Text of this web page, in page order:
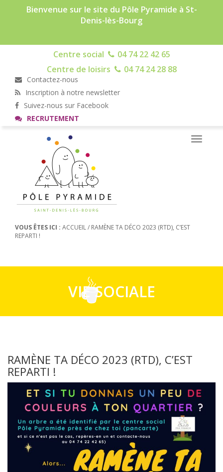
Bienvenue sur le site du Pôle Pyramide à St-
Denis-lès-Bourg
Centre social
04 74 22 42 65
Centre de loisirs
04 74 24 28 88
Contactez-nous
Inscription à notre newsletter
Suivez-nous sur Facebook
RECRUTEMENT
Toggle
VOUS ÊTES ICI : ACCUEIL/ RAMÈNE TA DÉCO 2023 (RTD), C’EST
REPARTI !
VIE SOCIALE
RAMÈNE TA DÉCO 2023 (RTD), C’EST
REPARTI !